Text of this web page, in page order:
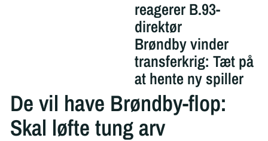
reagerer B.93-
direktør
Brøndby vinder
transferkrig: Tæt på
at hente ny spiller
De vil have Brøndby-flop:
Skal løfte tung arv